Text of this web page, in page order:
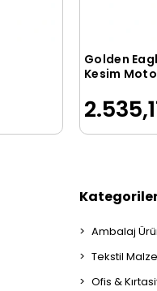
Golden
Kesim
Ambalaj
Tekstil
Ofis &